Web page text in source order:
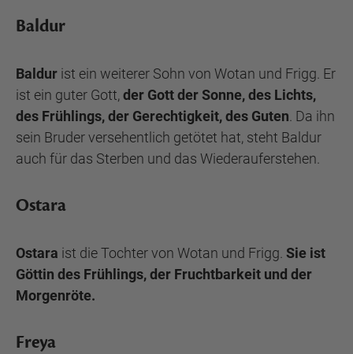
Baldur
Baldur ist ein weiterer Sohn von Wotan und Frigg. Er
ist ein guter Gott, der Gott der Sonne, des Lichts,
des Frühlings, der Gerechtigkeit, des Guten . Da ihn
sein Bruder versehentlich getötet hat, steht Baldur
auch für das Sterben und das Wiederauferstehen.
Ostara
Ostara ist die Tochter von Wotan und Frigg. Sie ist
Göttin des Frühlings, der Fruchtbarkeit und der
Morgenröte.
Freya